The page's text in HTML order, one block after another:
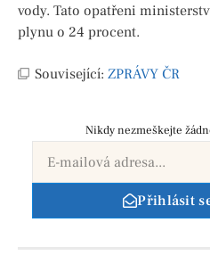
vody. Tato opatřeni
plynu o 24 procent.
Související: ZPRÁVY ČR
Nikdy nezmeškejte
Přihlásit